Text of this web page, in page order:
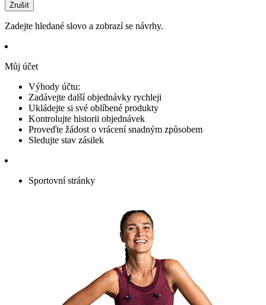
Zrušit
Zadejte hledané slovo a zobrazí se návrhy.
Můj účet
Výhody účtu:
Zadávejte další objednávky rychleji
Ukládejte si své oblíbené produkty
Kontrolujte historii objednávek
Proveďte žádost o vrácení snadným způsobem
Sledujte stav zásilek
Sportovní stránky